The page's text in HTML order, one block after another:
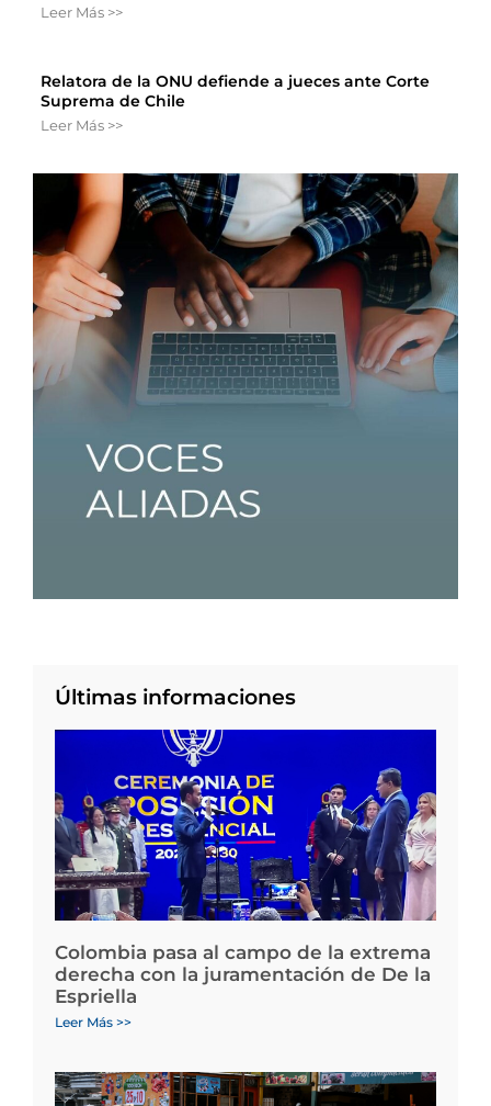
Leer Más >>
Relatora de la ONU defiende a jueces ante Corte
Suprema de Chile
Leer Más >>
Últimas informaciones
Colombia pasa al campo de la extrema
derecha con la juramentación de De la
Espriella
Leer Más >>